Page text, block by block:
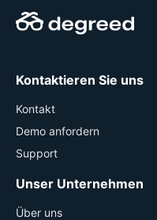
Kontaktieren Sie uns
Kontakt
Demo anfordern
Support
Unser Unternehmen
Über uns